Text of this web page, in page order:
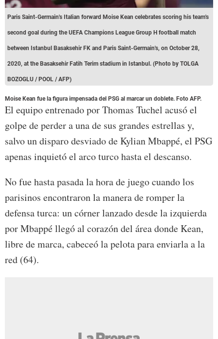
Paris Saint-Germain's Italian forward Moise Kean celebrates scoring his team's
second goal during the UEFA Champions League Group H football match
between Istanbul Basaksehir FK and Paris Saint-Germain's, on October 28,
2020, at the Basaksehir Fatih Terim stadium in Istanbul. (Photo by TOLGA
BOZOGLU / POOL / AFP)
Moise Kean fue la figura impensada del PSG al marcar un doblete. Foto AFP.
El equipo entrenado por Thomas Tuchel acusó el
golpe de perder a una de sus grandes estrellas y,
salvo un disparo desviado de Kylian Mbappé, el PSG
apenas inquietó el arco turco hasta el descanso.
No fue hasta pasada la hora de juego cuando los
parisinos encontraron la manera de romper la
defensa turca: un córner lanzado desde la izquierda
por Mbappé llegó al corazón del área donde Kean,
libre de marca, cabeceó la pelota para enviarla a la
red (64).